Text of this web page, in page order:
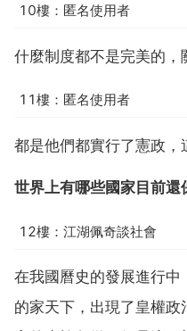
10樓：匿名使用者
什麼制度都不是完美的，
11樓：匿名使用者
都是他們都實行了憲政，
世界上有哪些國家目前還
12樓：江湖佩奇談社會
在我國曆史的發展進行
的家天下，出現了皇權